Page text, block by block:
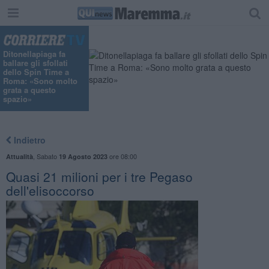
Ditonellapiaga fa
ballare gli sfollati
dello Spin Time a
Roma: «Sono molto
grata a questo
spazio»
Indietro
Attualità Sabato 19 Agosto 2023ore 08:00
Quasi 21 milioni per i tre Pegaso
dell'elisoccorso